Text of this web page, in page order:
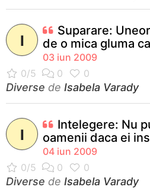
I
Suparare:
de o mica gluma
03 iun 2009
Diverse de Isabela Varady
I
Intelegere: Nu
oamenii daca ei
04 iun 2009
Diverse de Isabela Varady